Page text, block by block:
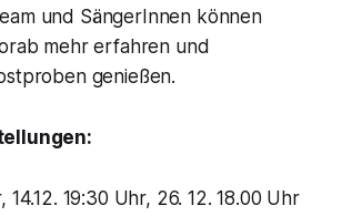
und SängerInnen können
mehr erfahren und
genießen.
14.12. 19:30 Uhr, 26. 12. 18.00 Uhr